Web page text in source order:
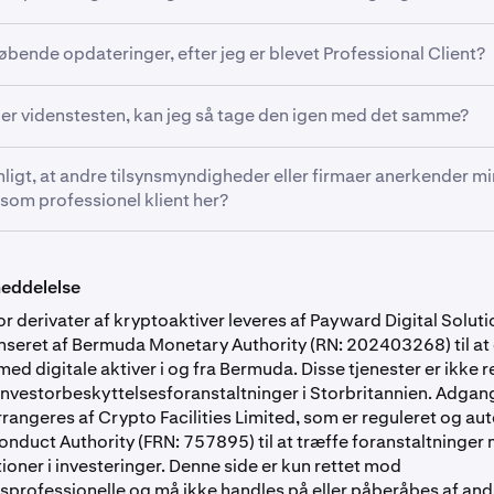
fees for trading eller withdrawals gælder stadig, men
medfører ikke yderligere omkostninger.
indsendt til kategorisering – såsom financial statements
i overensstemmelse med strenge privacy and data
opdateringer, efter jeg er blevet Professional Client?
ændrer sig – f.eks. at du ikke længere opfylder
ændrer sig markant, eller du ønsker at blive behandlet
en Professional Client – skal du informere os, så vi kan
videnstesten, kan jeg så tage den igen med det samme?
24 timer, før du kan tage spørgeskemaet igen.
ansøgere til at bruge denne tid på at sætte sig ind i
ved de finansielle produkter, de agter at
at andre tilsynsmyndigheder eller firmaer anerkender
professionel klient her?
institution og hvert reguleringsregime har sine egne
gentage processen, hvis du søger lignende professionel
derivater af kryptoaktiver leveres af Payward Digital
af Bermuda Monetary Authority (RN: 202403268) til
digitale aktiver i og fra Bermuda. Disse tjenester er ikke
i Storbritannien.
af Crypto Facilities Limited, som er reguleret og
Authority (FRN: 757895) til at træffe foranstaltninger
i investeringer. Denne side er kun rettet mod